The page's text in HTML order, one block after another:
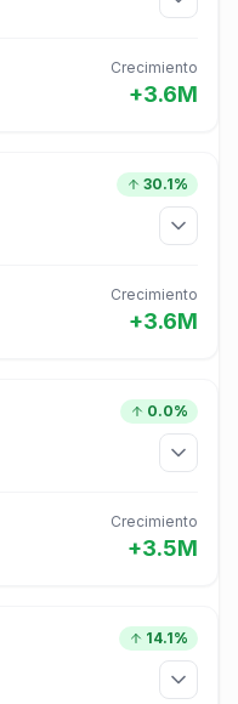
Crecimiento
+3.6M
30.1%
Crecimiento
+3.6M
0.0%
Crecimiento
+3.5M
14.1%